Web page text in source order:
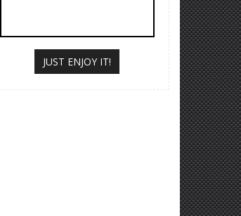
JUST ENJOY IT!